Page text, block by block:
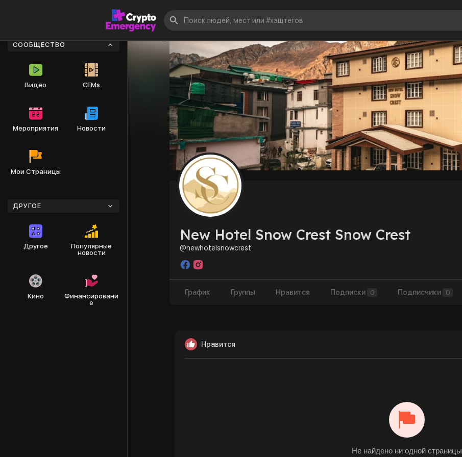
СООБЩЕСТВО
Видео CEMs
Мероприятия Новости
Мои Страницы
ДРУГОЕ
Другое
Популярные
новости
Кино
Финансировани
е
New Hotel Snow Crest Snow Crest
@newhotelsnowcrest
График Группы Нравится Подписки 0 Подписчики 0
Нравится
Не найдено ни одной страницы